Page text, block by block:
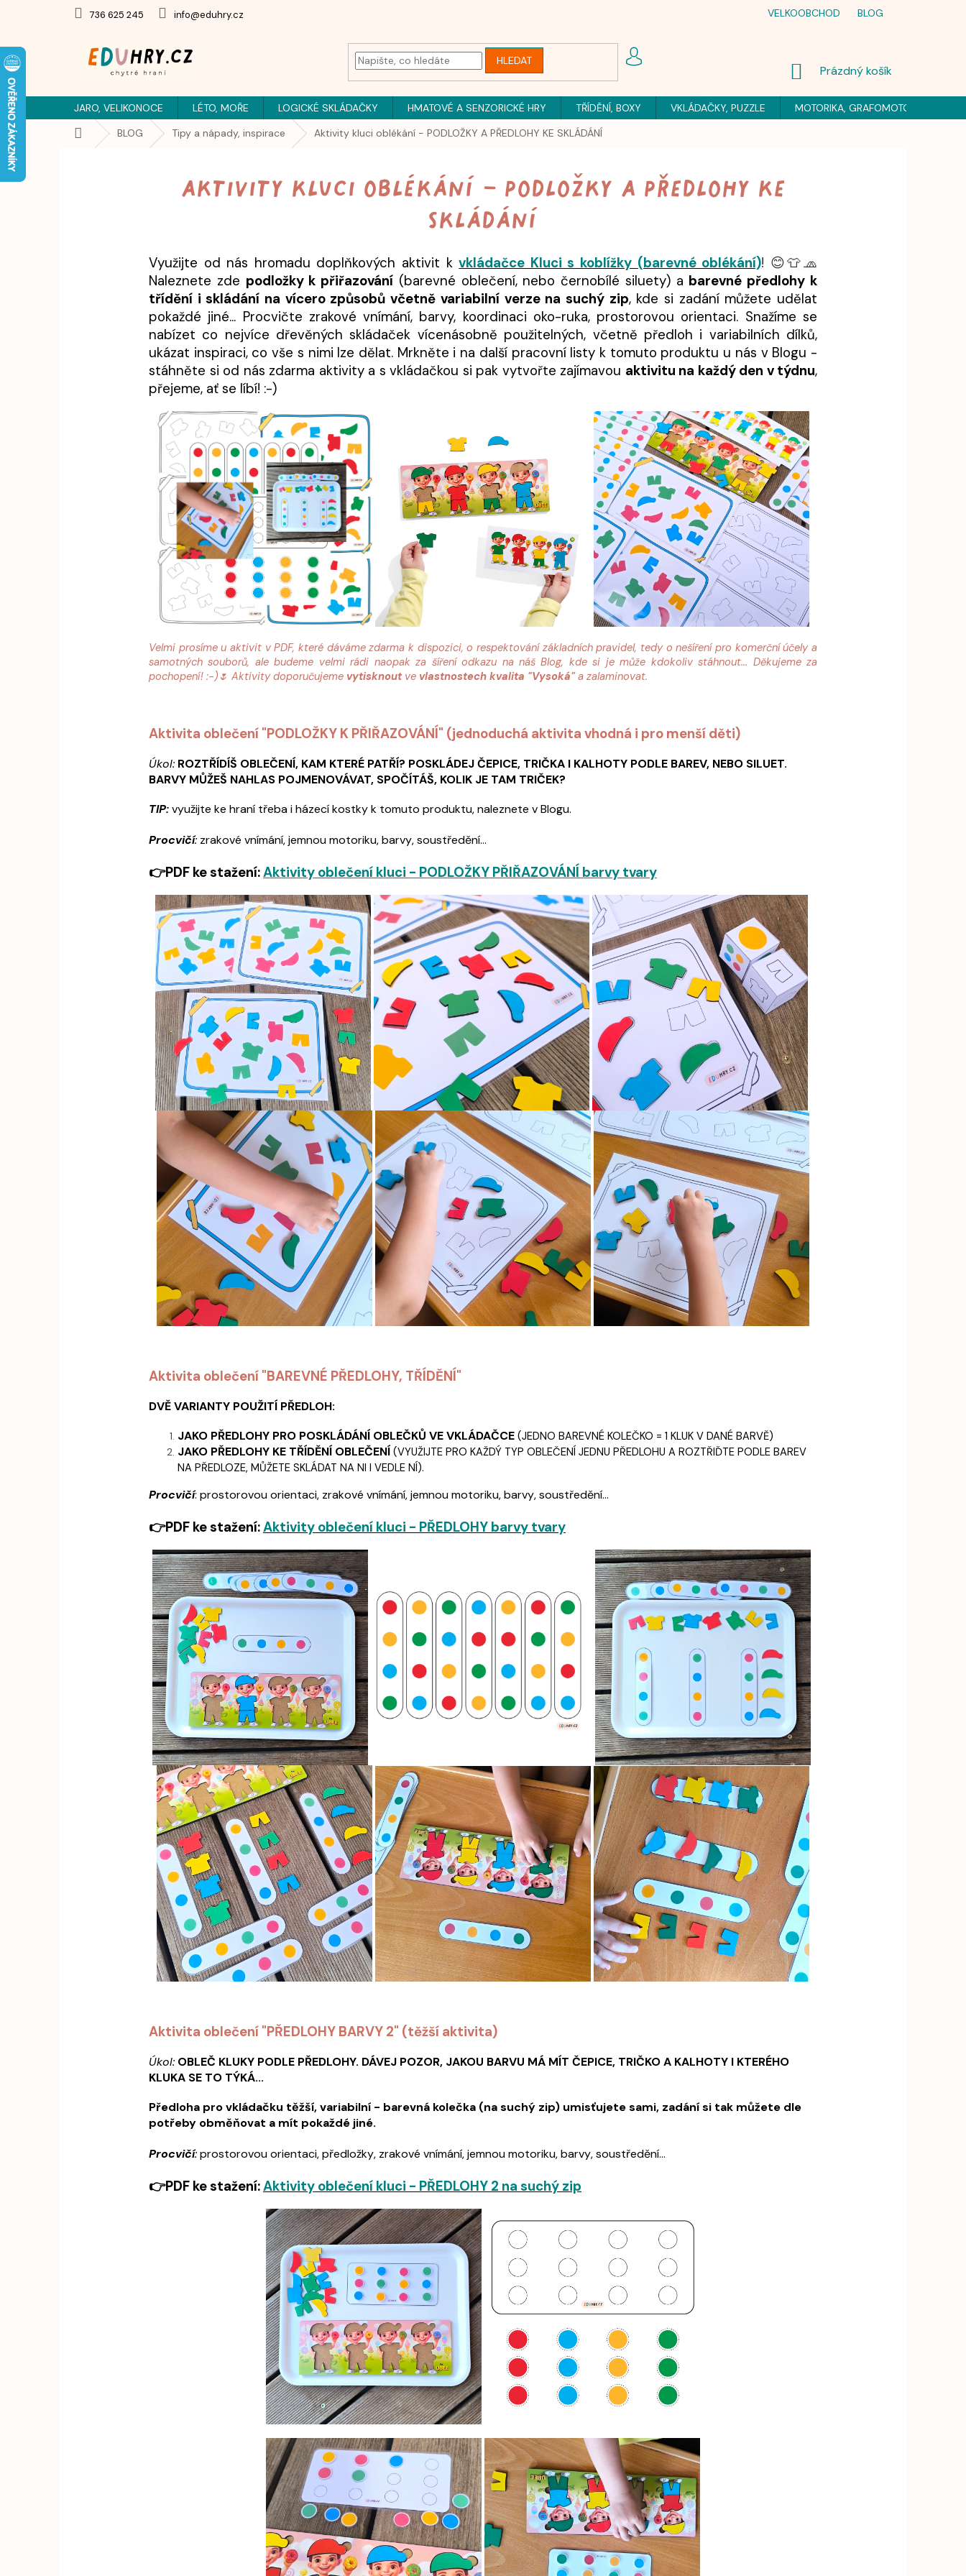
736 625 245 info@eduhry.cz VELKOOBCHOD BLOG
HLEDAT
NÁKUPNÍ
Prázdný košík
JARO, VELIKONOCE LÉTO, MOŘE LOGICKÉ SKLÁDAČKY HMATOVÉ A SENZORICKÉ HRY TŘÍDĚNÍ, BOXY VKLÁDAČKY, PUZZLE MOTORIKA, GRAFOMOTORIKA
Domů BLOG Tipy a nápady, inspirace Aktivity kluci oblékání - PODLOŽKY A PŘEDLOHY KE SKLÁDÁNÍ
Aktivity kluci oblékání - PODLOŽKY A PŘEDLOHY KE
SKLÁDÁNÍ
Využijte od nás hromadu doplňkových aktivit k vkládačce Kluci s koblížky (barevné oblékání)! 😊👕🧢
Naleznete zde podložky k přiřazování (barevné oblečení, nebo černobílé siluety) a barevné předlohy k
třídění i skládání na vícero způsobů včetně variabilní verze na suchý zip, kde si zadání můžete udělat
pokaždé jiné... Procvičte zrakové vnímání, barvy, koordinaci oko-ruka, prostorovou orientaci. Snažíme se
nabízet co nejvíce dřevěných skládaček vícenásobně použitelných, včetně předloh i variabilních dílků,
ukázat inspiraci, co vše s nimi lze dělat. Mrkněte i na další pracovní listy k tomuto produktu u nás v Blogu -
stáhněte si od nás zdarma aktivity a s vkládačkou si pak vytvořte zajímavou aktivitu na každý den v týdnu,
přejeme, ať se líbí! :-)
Velmi prosíme u aktivit v PDF, které dáváme zdarma k dispozici, o respektování základních pravidel, tedy o nešíření pro komerční účely a
samotných souborů, ale budeme velmi rádi naopak za šíření odkazu na náš Blog, kde si je může kdokoliv stáhnout... Děkujeme za
pochopení! :-)🌷 Aktivity doporučujeme vytisknout ve vlastnostech kvalita "Vysoká"a zalaminovat.
Aktivita oblečení "PODLOŽKY K PŘIŘAZOVÁNÍ" (jednoduchá aktivita vhodná i pro menší děti)
Úkol: ROZTŘÍDÍŠ OBLEČENÍ, KAM KTERÉ PATŘÍ? POSKLÁDEJ ČEPICE, TRIČKA I KALHOTY PODLE BAREV, NEBO SILUET.
BARVY MŮŽEŠ NAHLAS POJMENOVÁVAT, SPOČÍTÁŠ, KOLIK JE TAM TRIČEK?
TIP:využijte ke hraní třeba i házecí kostky k tomuto produktu, naleznete v Blogu.
Procvičí: zrakové vnímání, jemnou motoriku, barvy, soustředění...
👉PDF ke stažení:Aktivity oblečení kluci - PODLOŽKY PŘIŘAZOVÁNÍ barvy tvary
Aktivita oblečení "BAREVNÉ PŘEDLOHY, TŘÍDĚNÍ"
DVĚ VARIANTY POUŽITÍ PŘEDLOH:
JAKO PŘEDLOHY PRO POSKLÁDÁNÍ OBLEČKŮ VE VKLÁDAČCE (JEDNO BAREVNÉ KOLEČKO = 1 KLUK V DANÉ BARVĚ)
JAKO PŘEDLOHY KE TŘÍDĚNÍ OBLEČENÍ (VYUŽIJTE PRO KAŽDÝ TYP OBLEČENÍ JEDNU PŘEDLOHU A ROZTŘIĎTE PODLE BAREV
NA PŘEDLOZE, MŮŽETE SKLÁDAT NA NI I VEDLE NÍ).
Procvičí: prostorovou orientaci, zrakové vnímání, jemnou motoriku, barvy, soustředění...
👉PDF ke stažení:Aktivity oblečení kluci - PŘEDLOHY barvy tvary
Aktivita oblečení "PŘEDLOHY BARVY 2" (těžší aktivita)
Úkol: OBLEČ KLUKY PODLE PŘEDLOHY. DÁVEJ POZOR, JAKOU BARVU MÁ MÍT ČEPICE, TRIČKO A KALHOTY I KTERÉHO
KLUKA SE TO TÝKÁ...
Předloha pro vkládačku těžší, variabilní - barevná kolečka (na suchý zip) umisťujete sami, zadání si tak můžete dle
potřeby obměňovat a mít pokaždé jiné.
Procvičí:prostorovou orientaci, předložky, zrakové vnímání, jemnou motoriku, barvy, soustředění...
👉PDF ke stažení:Aktivity oblečení kluci - PŘEDLOHY 2 na suchý zip